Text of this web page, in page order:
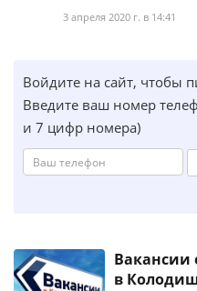
3 апреля 2020 г. в 14:41
Войдите на сайт, чтобы
Введите ваш номер
и 7 цифр номера)
Вакансии
в